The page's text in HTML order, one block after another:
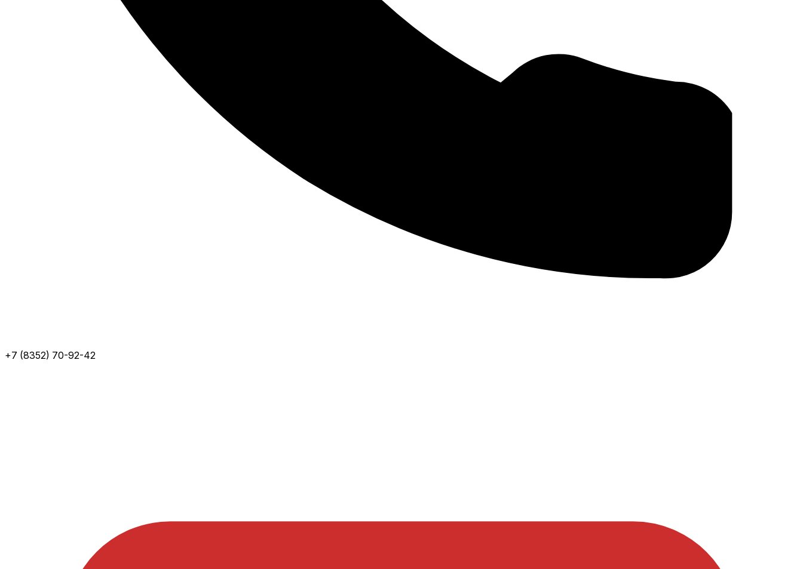
+7 (8352) 70-92-42